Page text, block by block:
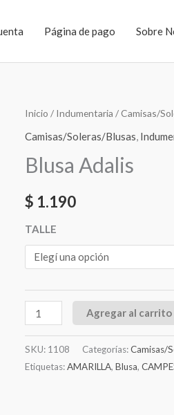
Página de pago Sobre
Inicio / Indumentaria /Camisas/
Camisas/Soleras/Blusas,
Blusa Adalis
$ 1.190
TALLE
Blusa
Adalis
Agregar al carrito
SKU: 1108 Categorías:Camisas/
Etiquetas:AMARILLA, Blusa,